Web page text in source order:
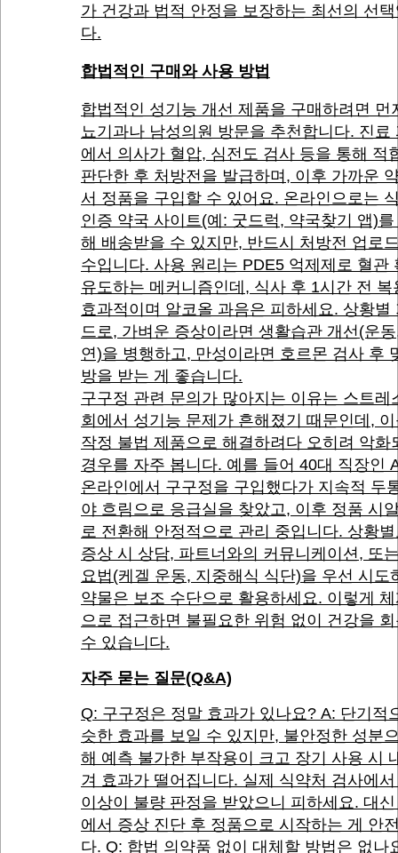
가 건강과 법적 안정을 보장하는 최선의 선
다.
합법적인 구매와 사용 방법
합법적인 성기능 개선 제품을 구매하려면 먼
뇨기과나 남성의원 방문을 추천합니다. 진료
에서 의사가 혈압, 심전도 검사 등을 통해 적
판단한 후 처방전을 발급하며, 이후 가까운
서 정품을 구입할 수 있어요. 온라인으로는
인증 약국 사이트(예: 굿드럭, 약국찾기 앱)
해 배송받을 수 있지만, 반드시 처방전 업로
수입니다. 사용 원리는 PDE5 억제제로 혈관
유도하는 메커니즘인데, 식사 후 1시간 전 복
효과적이며 알코올 과음은 피하세요. 상황별
드로, 가벼운 증상이라면 생활습관 개선(운
연)을 병행하고, 만성이라면 호르몬 검사 후
방을 받는 게 좋습니다.
구구정 관련 문의가 많아지는 이유는 스트레
회에서 성기능 문제가 흔해졌기 때문인데,
작정 불법 제품으로 해결하려다 오히려 악화
경우를 자주 봅니다. 예를 들어 40대 직장인
온라인에서 구구정을 구입했다가 지속적 두
야 흐림으로 응급실을 찾았고, 이후 정품 시
로 전환해 안정적으로 관리 중입니다. 상황
증상 시 상담, 파트너와의 커뮤니케이션, 또
요법(케겔 운동, 지중해식 식단)을 우선 시도
약물은 보조 수단으로 활용하세요. 이렇게
으로 접근하면 불필요한 위험 없이 건강을
수 있습니다.
자주 묻는 질문(Q&A)
Q: 구구정은 정말 효과가 있나요? A: 단기적
슷한 효과를 보일 수 있지만, 불안정한 성분
해 예측 불가한 부작용이 크고 장기 사용 시
겨 효과가 떨어집니다. 실제 식약처 검사에
이상이 불량 판정을 받았으니 피하세요. 대
에서 증상 진단 후 정품으로 시작하는 게 안
다. Q: 합법 의약품 없이 대체할 방법은 없나